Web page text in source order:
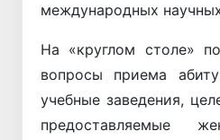
международных
На «круглом столе»
вопросы приема
учебные заведения,
предоставляемые